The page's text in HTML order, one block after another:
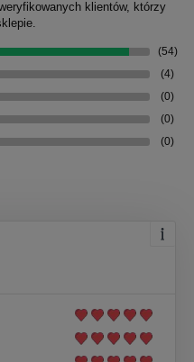
klientów, którzy
(54)
(4)
(0)
(0)
(0)